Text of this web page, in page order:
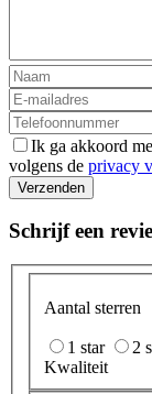
Ik ga akkoord
volgens de privacy
Verzenden
Schrijf een
Aantal sterren
1 star 2
Kwaliteit